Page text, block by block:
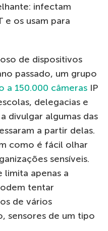
infectam
e os usam para
de dispositivos
passado, um grupo
a 150.000 câmeras IP
delegacias e
divulgar algumas das
a partir delas.
como é fácil olhar
sensíveis.
limita apenas a
tentar
de vários
sensores de um tipo